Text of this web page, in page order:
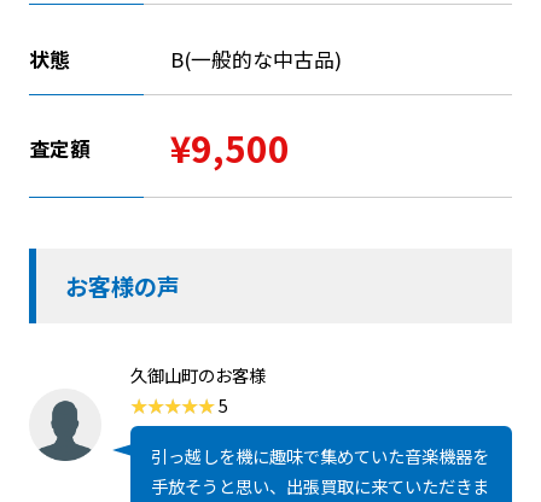
状態 B(一般的な中古品)
査定額 ¥9,500
お客様の声
久御山町のお客様
5
引っ越しを機に趣味で集めていた音楽機器を
手放そうと思い、出張買取に来ていただきま